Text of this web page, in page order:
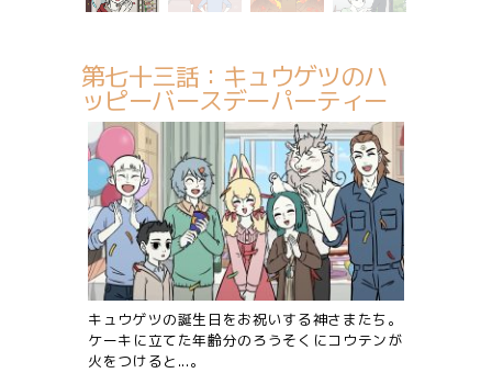
第七十三話：キュウゲツのハ
ッピーバースデーパーティー
キュウゲツの誕生日をお祝いする神さまたち。
ケーキに立てた年齢分のろうそくにコウテンが
火をつけると...。